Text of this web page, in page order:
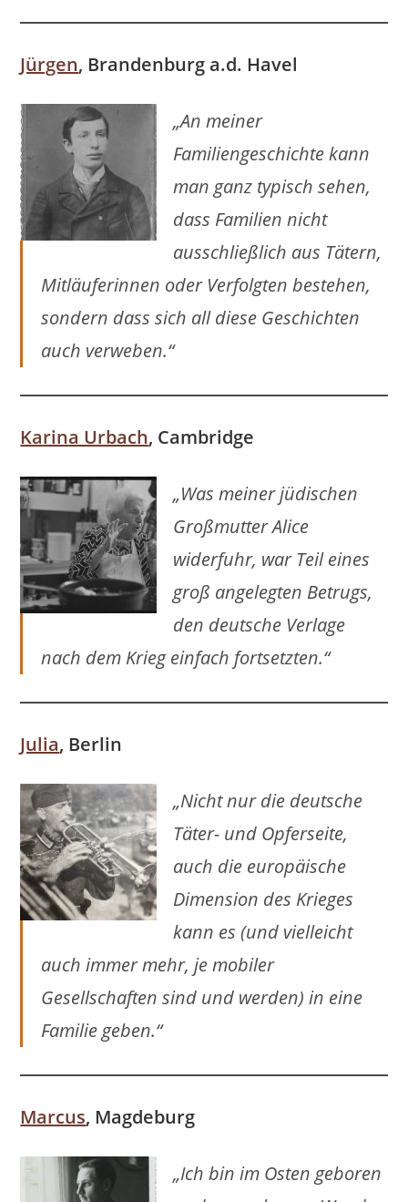
Jürgen, Brandenburg a.d. Havel
„An meiner
Familiengeschichte kann
man ganz typisch sehen,
dass Familien nicht
ausschließlich aus Tätern,
Mitläuferinnen oder Verfolgten bestehen,
sondern dass sich all diese Geschichten
auch verweben.“
Karina Urbach, Cambridge
„Was meiner jüdischen
Großmutter Alice
widerfuhr, war Teil eines
groß angelegten Betrugs,
den deutsche Verlage
nach dem Krieg einfach fortsetzten.“
Julia, Berlin
„Nicht nur die deutsche
Täter- und Opferseite,
auch die europäische
Dimension des Krieges
kann es (und vielleicht
auch immer mehr, je mobiler
Gesellschaften sind und werden) in eine
Familie geben.“
Marcus, Magdeburg
„Ich bin im Osten geboren